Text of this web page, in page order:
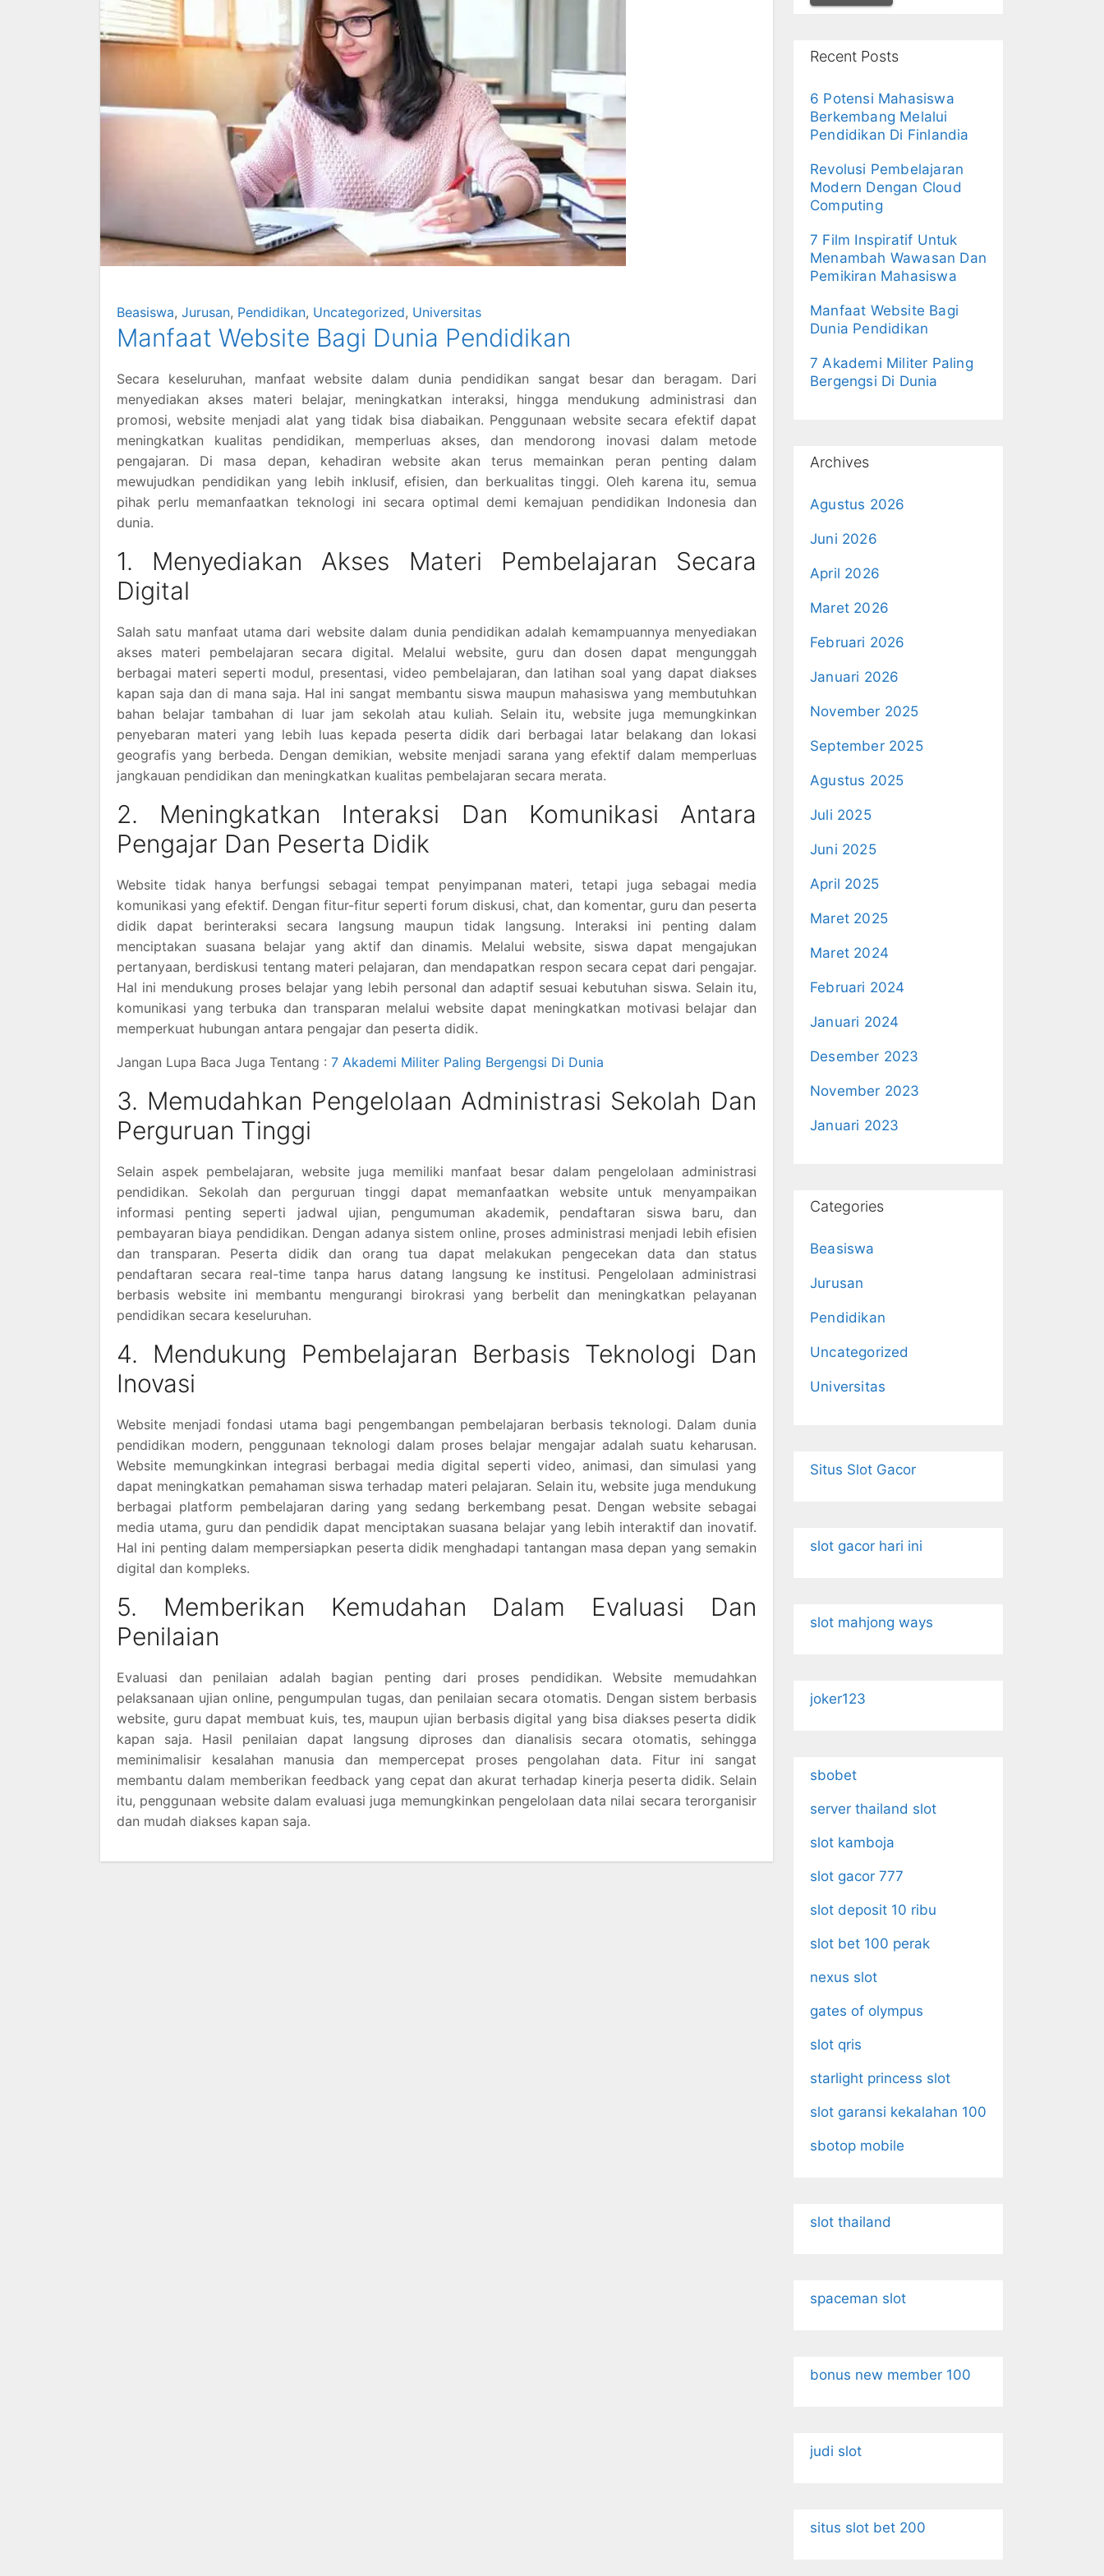
Beasiswa, Jurusan, Pendidikan, Uncategorized, Universitas
Manfaat Website Bagi Dunia Pendidikan
Secara keseluruhan, manfaat website dalam dunia pendidikan sangat besar dan beragam. Dari
menyediakan akses materi belajar, meningkatkan interaksi, hingga mendukung administrasi dan
promosi, website menjadi alat yang tidak bisa diabaikan. Penggunaan website secara efektif dapat
meningkatkan kualitas pendidikan, memperluas akses, dan mendorong inovasi dalam metode
pengajaran. Di masa depan, kehadiran website akan terus memainkan peran penting dalam
mewujudkan pendidikan yang lebih inklusif, efisien, dan berkualitas tinggi. Oleh karena itu, semua
pihak perlu memanfaatkan teknologi ini secara optimal demi kemajuan pendidikan Indonesia dan
dunia.
1. Menyediakan Akses Materi Pembelajaran Secara
Digital
Salah satu manfaat utama dari website dalam dunia pendidikan adalah kemampuannya menyediakan
akses materi pembelajaran secara digital. Melalui website, guru dan dosen dapat mengunggah
berbagai materi seperti modul, presentasi, video pembelajaran, dan latihan soal yang dapat diakses
kapan saja dan di mana saja. Hal ini sangat membantu siswa maupun mahasiswa yang membutuhkan
bahan belajar tambahan di luar jam sekolah atau kuliah. Selain itu, website juga memungkinkan
penyebaran materi yang lebih luas kepada peserta didik dari berbagai latar belakang dan lokasi
geografis yang berbeda. Dengan demikian, website menjadi sarana yang efektif dalam memperluas
jangkauan pendidikan dan meningkatkan kualitas pembelajaran secara merata.
2. Meningkatkan Interaksi Dan Komunikasi Antara
Pengajar Dan Peserta Didik
Website tidak hanya berfungsi sebagai tempat penyimpanan materi, tetapi juga sebagai media
komunikasi yang efektif. Dengan fitur-fitur seperti forum diskusi, chat, dan komentar, guru dan peserta
didik dapat berinteraksi secara langsung maupun tidak langsung. Interaksi ini penting dalam
menciptakan suasana belajar yang aktif dan dinamis. Melalui website, siswa dapat mengajukan
pertanyaan, berdiskusi tentang materi pelajaran, dan mendapatkan respon secara cepat dari pengajar.
Hal ini mendukung proses belajar yang lebih personal dan adaptif sesuai kebutuhan siswa. Selain itu,
komunikasi yang terbuka dan transparan melalui website dapat meningkatkan motivasi belajar dan
memperkuat hubungan antara pengajar dan peserta didik.
Jangan Lupa Baca Juga Tentang : 7 Akademi Militer Paling Bergengsi Di Dunia
3. Memudahkan Pengelolaan Administrasi Sekolah Dan
Perguruan Tinggi
Selain aspek pembelajaran, website juga memiliki manfaat besar dalam pengelolaan administrasi
pendidikan. Sekolah dan perguruan tinggi dapat memanfaatkan website untuk menyampaikan
informasi penting seperti jadwal ujian, pengumuman akademik, pendaftaran siswa baru, dan
pembayaran biaya pendidikan. Dengan adanya sistem online, proses administrasi menjadi lebih efisien
dan transparan. Peserta didik dan orang tua dapat melakukan pengecekan data dan status
pendaftaran secara real-time tanpa harus datang langsung ke institusi. Pengelolaan administrasi
berbasis website ini membantu mengurangi birokrasi yang berbelit dan meningkatkan pelayanan
pendidikan secara keseluruhan.
4. Mendukung Pembelajaran Berbasis Teknologi Dan
Inovasi
Website menjadi fondasi utama bagi pengembangan pembelajaran berbasis teknologi. Dalam dunia
pendidikan modern, penggunaan teknologi dalam proses belajar mengajar adalah suatu keharusan.
Website memungkinkan integrasi berbagai media digital seperti video, animasi, dan simulasi yang
dapat meningkatkan pemahaman siswa terhadap materi pelajaran. Selain itu, website juga mendukung
berbagai platform pembelajaran daring yang sedang berkembang pesat. Dengan website sebagai
media utama, guru dan pendidik dapat menciptakan suasana belajar yang lebih interaktif dan inovatif.
Hal ini penting dalam mempersiapkan peserta didik menghadapi tantangan masa depan yang semakin
digital dan kompleks.
5. Memberikan Kemudahan Dalam Evaluasi Dan
Penilaian
Evaluasi dan penilaian adalah bagian penting dari proses pendidikan. Website memudahkan
pelaksanaan ujian online, pengumpulan tugas, dan penilaian secara otomatis. Dengan sistem berbasis
website, guru dapat membuat kuis, tes, maupun ujian berbasis digital yang bisa diakses peserta didik
kapan saja. Hasil penilaian dapat langsung diproses dan dianalisis secara otomatis, sehingga
meminimalisir kesalahan manusia dan mempercepat proses pengolahan data. Fitur ini sangat
membantu dalam memberikan feedback yang cepat dan akurat terhadap kinerja peserta didik. Selain
itu, penggunaan website dalam evaluasi juga memungkinkan pengelolaan data nilai secara terorganisir
dan mudah diakses kapan saja.
Recent Posts
6 Potensi Mahasiswa
Berkembang Melalui
Pendidikan Di Finlandia
Revolusi Pembelajaran
Modern Dengan Cloud
Computing
7 Film Inspiratif Untuk
Menambah Wawasan Dan
Pemikiran Mahasiswa
Manfaat Website Bagi
Dunia Pendidikan
7 Akademi Militer Paling
Bergengsi Di Dunia
Archives
Agustus 2026
Juni 2026
April 2026
Maret 2026
Februari 2026
Januari 2026
November 2025
September 2025
Agustus 2025
Juli 2025
Juni 2025
April 2025
Maret 2025
Maret 2024
Februari 2024
Januari 2024
Desember 2023
November 2023
Januari 2023
Categories
Beasiswa
Jurusan
Pendidikan
Uncategorized
Universitas
Situs Slot Gacor
slot gacor hari ini
slot mahjong ways
joker123
sbobet
server thailand slot
slot kamboja
slot gacor 777
slot deposit 10 ribu
slot bet 100 perak
nexus slot
gates of olympus
slot qris
starlight princess slot
slot garansi kekalahan 100
sbotop mobile
slot thailand
spaceman slot
bonus new member 100
judi slot
situs slot bet 200